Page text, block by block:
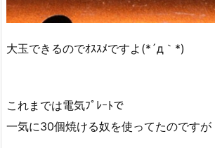
大玉できるのでｵｽｽﾒですよ(*´д｀*)
これまでは電気ﾌﾟﾚｰﾄで
一気に30個焼ける奴を使ってたのですが